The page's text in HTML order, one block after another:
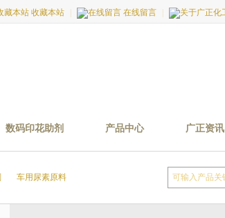
收藏本站 在线留言
数码印花助剂 产品中心 广正资讯
车用尿素原料